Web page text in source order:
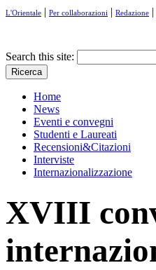
L'Orientale | Per collaborazioni | Redazione |
Search this site:
Home
News
Eventi e convegni
Studenti e Laureati
Recensioni&Citazioni
Interviste
Internazionalizzazione
XVIII